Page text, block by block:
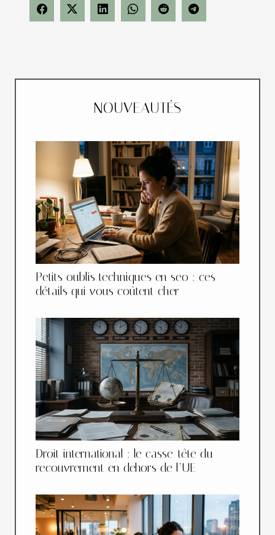
NOUVEAUTÉS
Petits oublis techniques en seo : ces
détails qui vous coûtent cher
Droit international : le casse-tête du
recouvrement en dehors de l’UE